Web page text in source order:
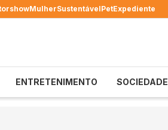
MulherSustentávelPetExpediente
ENTRETENIMENTO SOCIEDADE